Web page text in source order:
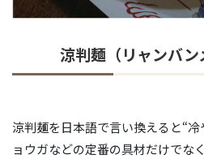
涼判麺（リャンバ
涼判麺を日本語で言い換えると“
ョウガなどの定番の具材だけでな